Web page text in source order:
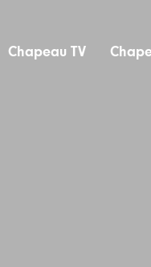
Chapeau TV